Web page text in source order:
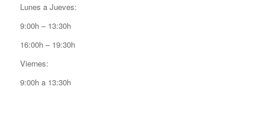
Lunes a Jueves:
9:00h – 13:30h
16:00h – 19:30h
Viernes:
9:00h a 13:30h